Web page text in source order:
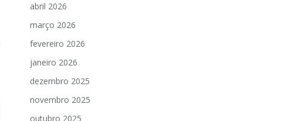
abril 2026
março 2026
fevereiro 2026
janeiro 2026
dezembro 2025
novembro 2025
outubro 2025